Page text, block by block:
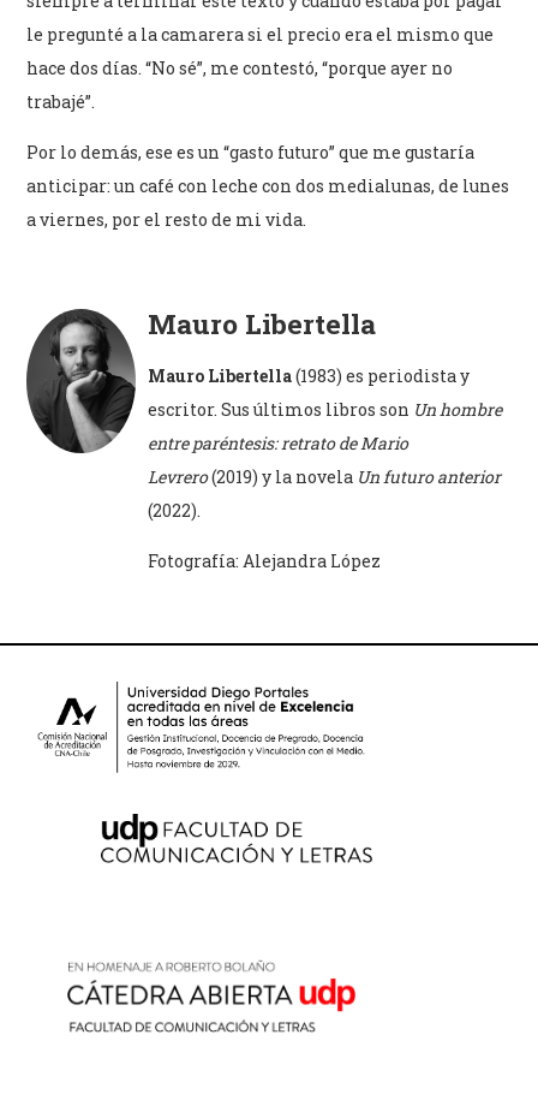
le pregunté a la camarera si el precio era el mismo que
hace dos días. “No sé”, me contestó, “porque ayer no
trabajé”.
Por lo demás, ese es un “gasto futuro” que me gustaría
anticipar: un café con leche con dos medialunas, de lunes
a viernes, por el resto de mi vida.
Mauro Libertella
Mauro Libertella(1983) es periodista y
escritor. Sus últimos libros son Un hombre
entre paréntesis: retrato de Mario
Levrero(2019) y la novela Un futuro anterior
(2022).
Fotografía: Alejandra López